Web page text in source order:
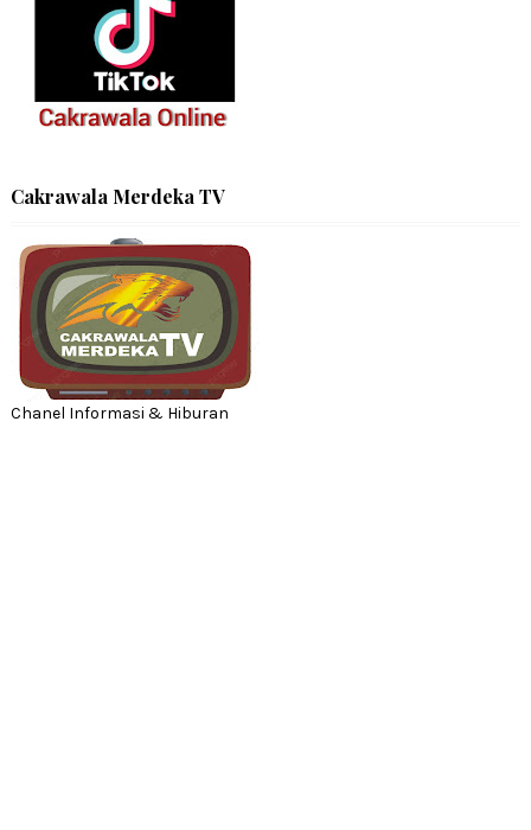
Cakrawala Merdeka TV
Chanel Informasi & Hiburan